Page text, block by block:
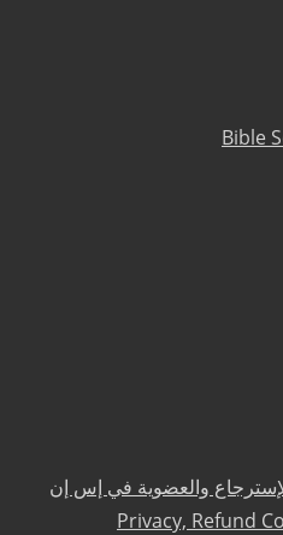
والعضوية في إس إن
Privacy, Refund